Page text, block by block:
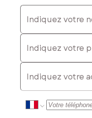
Indiquez votre nom
Indiquez votre
E-mail